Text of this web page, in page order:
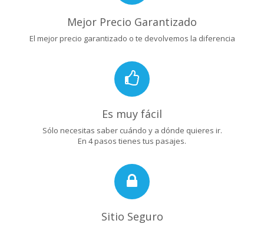
Mejor Precio Garantizado
El mejor precio garantizado o te devolvemos la diferencia
Es muy fácil
Sólo necesitas saber cuándo y a dónde quieres ir.
En 4 pasos tienes tus pasajes.
Sitio Seguro